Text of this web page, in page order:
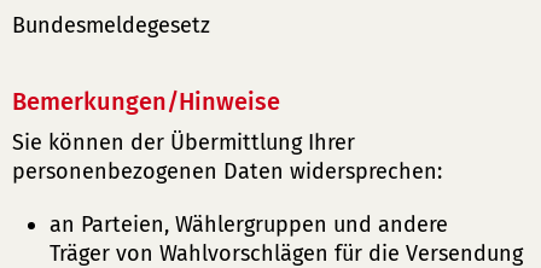
Bundesmeldegesetz
Bemerkungen/Hinweise
Sie können der Übermittlung Ihrer
personenbezogenen Daten widersprechen:
an Parteien, Wählergruppen und andere
Träger von Wahlvorschlägen für die Versendung